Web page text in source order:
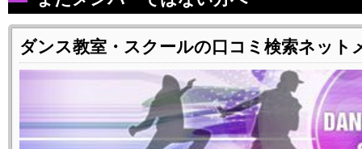
ダンス教室・スクールの口コミ検索ネット